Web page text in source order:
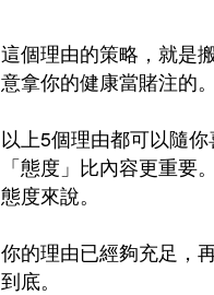
這個理由的策略，就是
意拿你的健康當賭注的。
以上5個理由都可以隨
「態度」比內容更重
態度來說。
你的理由已經夠充足，
到底。